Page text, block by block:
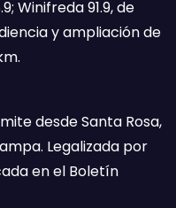
Winifreda 91.9, de
y ampliación de
desde Santa Rosa,
Legalizada por
en el Boletín